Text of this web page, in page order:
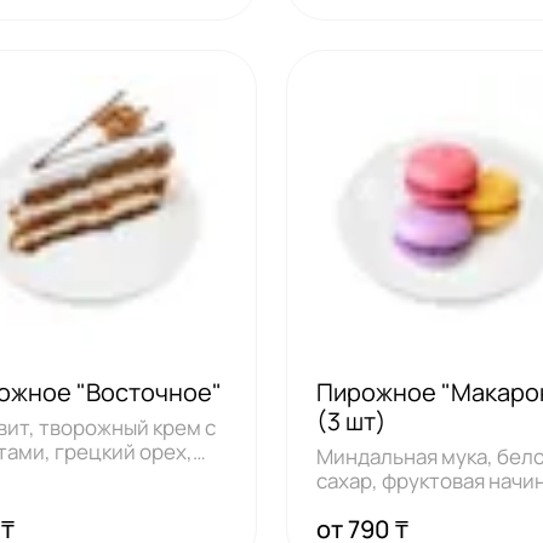
"Восточное"
творожный крем с
грецкий орех,
Пирожное
(3 шт)
Миндальная мука,
сахар, фруктовая
от 790 ₸